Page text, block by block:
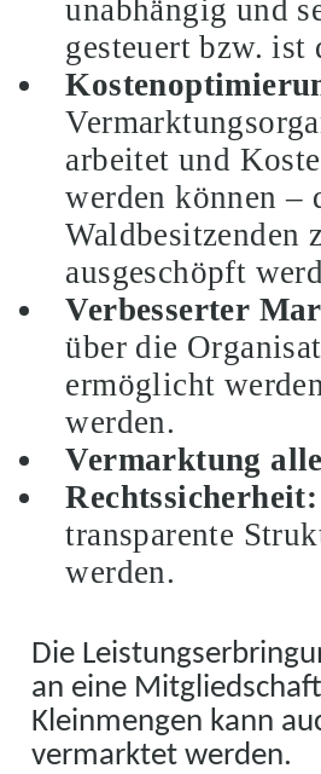
unabhängig und
gesteuert bzw. ist
arbeitet und
werden können–
Waldbesitzenden
ausgeschöpft
Verbesserter
über die
ermöglicht
werden.
Vermarktung
Rechtssicherheit:
transparente
werden.
Die
an eine Mitglied
Kleinmengen kann
vermarktet werden.